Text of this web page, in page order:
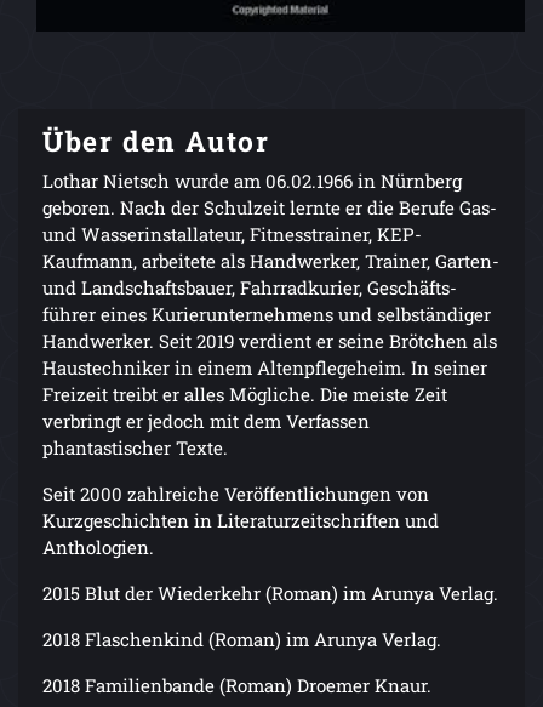
Über den Autor
Lothar Nietsch wurde am 06.02.1966 in Nürnberg
geboren. Nach der Schulzeit lernte er die Berufe Gas-
und Wasserinstallateur, Fitnesstrainer, KEP-
Kaufmann, arbeitete als Handwerker, Trainer, Garten-
und Landschaftsbauer, Fahrradkurier, Geschäfts-
führer eines Kurierunternehmens und selbständiger
Handwerker. Seit 2019 verdient er seine Brötchen als
Haustechniker in einem Altenpflegeheim. In seiner
Freizeit treibt er alles Mögliche. Die meiste Zeit
verbringt er jedoch mit dem Verfassen
phantastischer Texte.
Seit 2000 zahlreiche Veröffentlichungen von
Kurzgeschichten in Literaturzeitschriften und
Anthologien.
2015 Blut der Wiederkehr (Roman) im Arunya Verlag.
2018 Flaschenkind (Roman) im Arunya Verlag.
2018 Familienbande (Roman) Droemer Knaur.